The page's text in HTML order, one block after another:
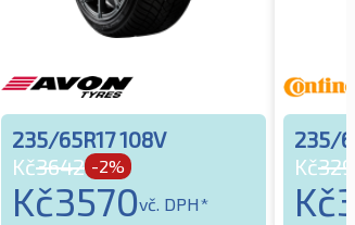
235/65R17 108V
Kč3642 -2%
Kč3570vč. DPH*
235/
Kč3291
Kč